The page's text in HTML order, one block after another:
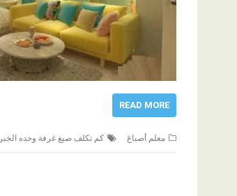
READ MORE
معلم أصباغ كم تكلف صبغ غرفة وحده الخبر